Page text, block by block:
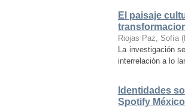
El paisaje
Riojas Paz, Sofía (
La investigación
interrelación a lo
Identidades
Spotify